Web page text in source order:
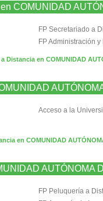
COMUNIDAD
FP Secretariado a
FP Administración
Distancia en COMUNIDAD
Acceso a la
en COMUNIDAD
AUTÓNOMA
FP Peluquería a